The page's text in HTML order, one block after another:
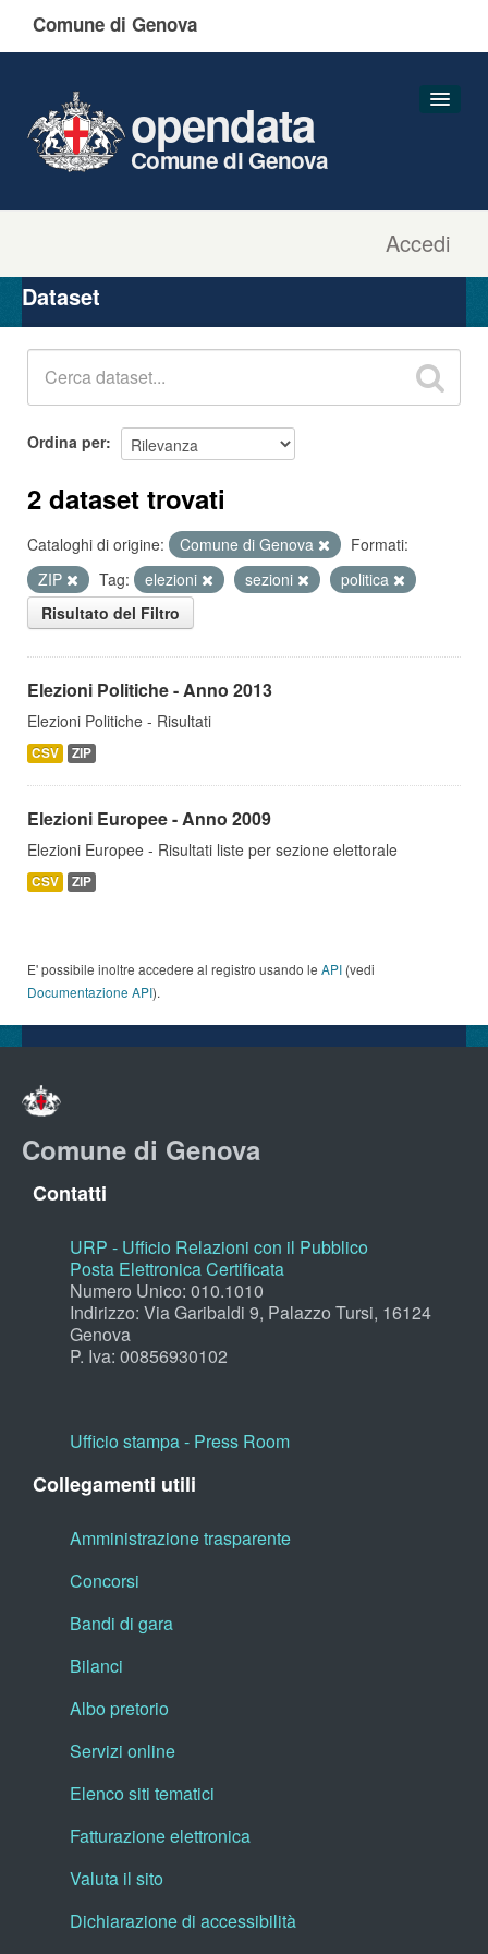
Comune di Genova
Accedi
opendata
Comune di Genova
Organizzazioni
Gruppi
Dataset
Ordina per
2 dataset trovati
Cataloghi di origine: Comune di Genova
Formati:
ZIP
Tag: elezioni sezioni
politica
Risultato del Filtro
Elezioni Politiche - Anno 2013
Elezioni Politiche - Risultati
CSV ZIP
Elezioni Europee - Anno 2009
Elezioni Europee - Risultati liste per sezione elettorale
CSV ZIP
E' possibile inoltre accedere al registro usando le API (vedi
Documentazione API).
Comune di Genova
Contatti
URP - Ufficio Relazioni con il Pubblico
Posta Elettronica Certificata
Numero Unico: 010.1010
Indirizzo: Via Garibaldi 9, Palazzo Tursi, 16124
Genova
P. Iva: 00856930102
Ufficio stampa - Press Room
Collegamenti utili
Amministrazione trasparente
Concorsi
Bandi di gara
Bilanci
Albo pretorio
Servizi online
Elenco siti tematici
Fatturazione elettronica
Valuta il sito
Dichiarazione di accessibilità